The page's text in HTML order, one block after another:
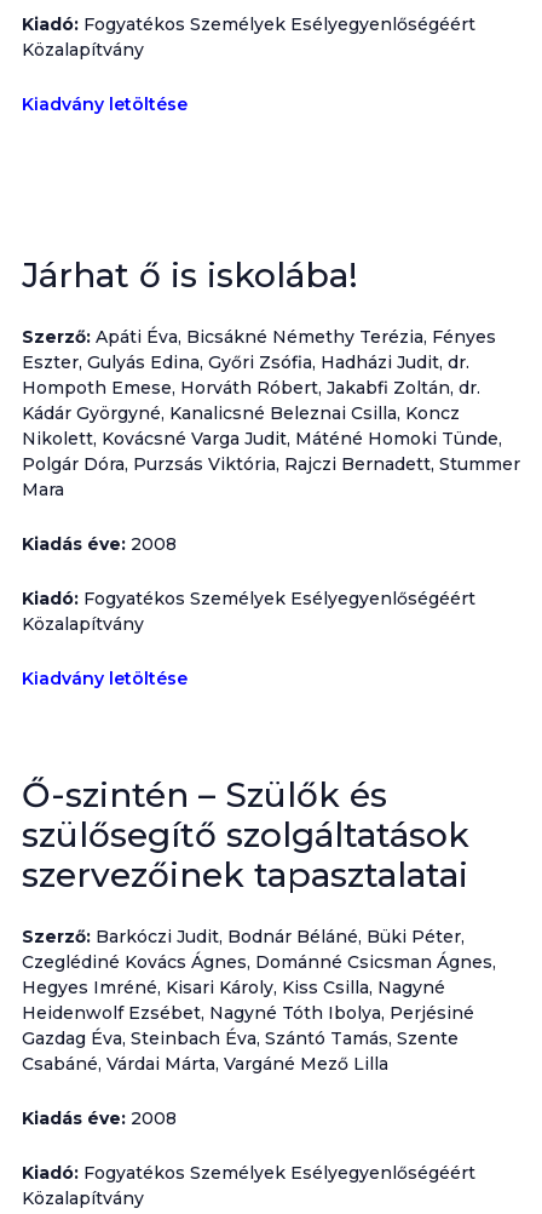
Kiadó:Fogyatékos Személyek Esélyegyenlőségéért
Közalapítvány
Kiadvány letöltése
Járhat ő is iskolába!
Szerző:Apáti Éva, Bicsákné Némethy Terézia, Fényes
Eszter, Gulyás Edina, Győri Zsófia, Hadházi Judit, dr.
Hompoth Emese, Horváth Róbert, Jakabfi Zoltán, dr.
Kádár Györgyné, Kanalicsné Beleznai Csilla, Koncz
Nikolett, Kovácsné Varga Judit, Máténé Homoki Tünde,
Polgár Dóra, Purzsás Viktória, Rajczi Bernadett, Stummer
Mara
Kiadás éve:2008
Kiadó:Fogyatékos Személyek Esélyegyenlőségéért
Közalapítvány
Kiadvány letöltése
Ő-szintén – Szülők és
szülősegítő szolgáltatások
szervezőinek tapasztalatai
Szerző:Barkóczi Judit, Bodnár Béláné, Büki Péter,
Czeglédiné Kovács Ágnes, Dománné Csicsman Ágnes,
Hegyes Imréné, Kisari Károly, Kiss Csilla, Nagyné
Heidenwolf Ezsébet, Nagyné Tóth Ibolya, Perjésiné
Gazdag Éva, Steinbach Éva, Szántó Tamás, Szente
Csabáné, Várdai Márta, Vargáné Mező Lilla
Kiadás éve:2008
Kiadó:Fogyatékos Személyek Esélyegyenlőségéért
Közalapítvány